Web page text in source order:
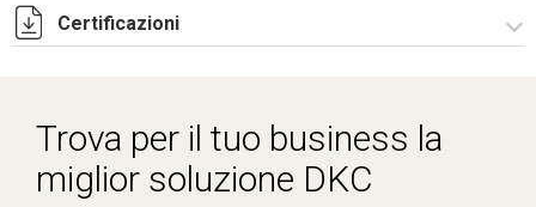
Certificazioni
Trova per il tuo business la
miglior soluzione DKC